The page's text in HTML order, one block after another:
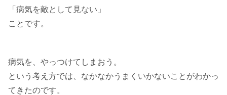
「病気を敵として見ない」
ことです。
病気を、やっつけてしまおう。
という考え方では、なかなかうまくいかないことがわかっ
てきたのです。